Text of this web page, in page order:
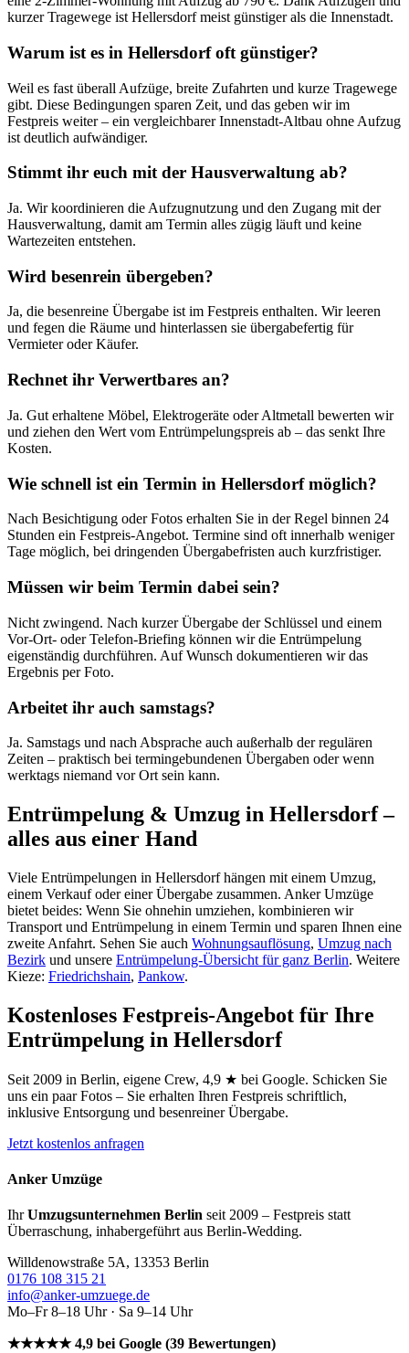
kurzer Tragewege ist Hellersdorf meist günstiger als die Innenstadt.
Warum ist es in Hellersdorf oft günstiger?
Weil es fast überall Aufzüge, breite Zufahrten und kurze Tragewege
gibt. Diese Bedingungen sparen Zeit, und das geben wir im
Festpreis weiter – ein vergleichbarer Innenstadt-Altbau ohne Aufzug
ist deutlich aufwändiger.
Stimmt ihr euch mit der Hausverwaltung ab?
Ja. Wir koordinieren die Aufzugnutzung und den Zugang mit der
Hausverwaltung, damit am Termin alles zügig läuft und keine
Wartezeiten entstehen.
Wird besenrein übergeben?
Ja, die besenreine Übergabe ist im Festpreis enthalten. Wir leeren
und fegen die Räume und hinterlassen sie übergabefertig für
Vermieter oder Käufer.
Rechnet ihr Verwertbares an?
Ja. Gut erhaltene Möbel, Elektrogeräte oder Altmetall bewerten wir
und ziehen den Wert vom Entrümpelungspreis ab – das senkt Ihre
Kosten.
Wie schnell ist ein Termin in Hellersdorf möglich?
Nach Besichtigung oder Fotos erhalten Sie in der Regel binnen 24
Stunden ein Festpreis-Angebot. Termine sind oft innerhalb weniger
Tage möglich, bei dringenden Übergabefristen auch kurzfristiger.
Müssen wir beim Termin dabei sein?
Nicht zwingend. Nach kurzer Übergabe der Schlüssel und einem
Vor-Ort- oder Telefon-Briefing können wir die Entrümpelung
eigenständig durchführen. Auf Wunsch dokumentieren wir das
Ergebnis per Foto.
Arbeitet ihr auch samstags?
Ja. Samstags und nach Absprache auch außerhalb der regulären
Zeiten – praktisch bei termingebundenen Übergaben oder wenn
werktags niemand vor Ort sein kann.
Entrümpelung & Umzug in Hellersdorf –
alles aus einer Hand
Viele Entrümpelungen in Hellersdorf hängen mit einem Umzug,
einem Verkauf oder einer Übergabe zusammen. Anker Umzüge
bietet beides: Wenn Sie ohnehin umziehen, kombinieren wir
Transport und Entrümpelung in einem Termin und sparen Ihnen eine
zweite Anfahrt. Sehen Sie auch Wohnungsauflösung, Umzug nach
Bezirk und unsere Entrümpelung-Übersicht für ganz Berlin. Weitere
Kieze: Friedrichshain, Pankow.
Kostenloses Festpreis-Angebot für Ihre
Entrümpelung in Hellersdorf
Seit 2009 in Berlin, eigene Crew, 4,9 ★ bei Google. Schicken Sie
uns ein paar Fotos – Sie erhalten Ihren Festpreis schriftlich,
inklusive Entsorgung und besenreiner Übergabe.
Jetzt kostenlos anfragen
Anker Umzüge
IhrUmzugsunternehmen Berlin seit 2009 – Festpreis statt
Überraschung, inhabergeführt aus Berlin-Wedding.
Willdenowstraße 5A, 13353 Berlin
0176 108 315 21
info@anker-umzuege.de
Mo–Fr 8–18 Uhr · Sa 9–14 Uhr
★★★★★ 4,9 bei Google (39 Bewertungen)